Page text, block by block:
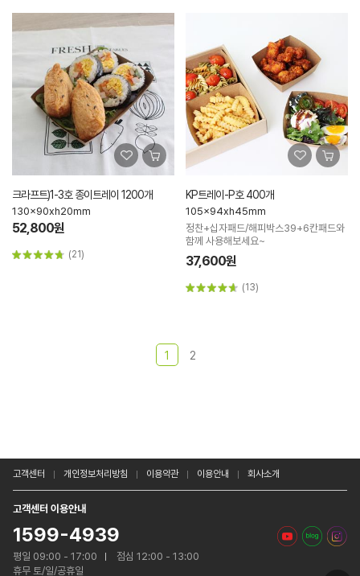
크라프트)1-3호 종이트레이 1200개
130x90xh20mm
52,800원
(21)
KP트레이-P호 400개
105x94xh45mm
정찬+십자패드/해피박스39+6칸패드와
함께 사용해보세요~
37,600원
(13)
1 2
고객센터 개인정보처리방침 이용약관 이용안내 회사소개
고객센터 이용안내
1599-4939
평일 09:00 - 17:00
점심 12:00 - 13:00
휴무 토/일/공휴일